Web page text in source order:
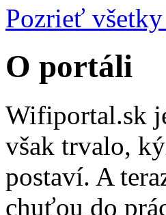
Pozrieť
O portáli
Wifiportal.sk
však trvalo,
postaví. A
chuťou do